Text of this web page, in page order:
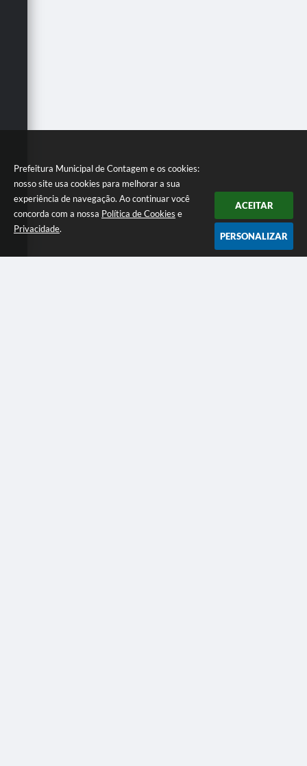
Prefeitura Municipal de Contagem e os cookies:
nosso site usa cookies para melhorar a sua
experiência de navegação. Ao continuar você
concorda com a nossa Política de Cookies e
Privacidade.
ACEITAR
PERSONALIZAR